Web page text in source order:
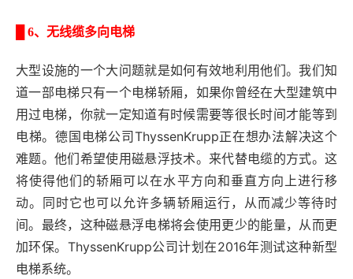
6、无线缆多向电梯
大型设施的一个大问题就是如何有效地利用他们。我们知
道一部电梯只有一个电梯轿厢，如果你曾经在大型建筑中
用过电梯，你就一定知道有时候需要等很长时间才能等到
电梯。德国电梯公司ThyssenKrupp正在想办法解决这个
难题。他们希望使用磁悬浮技术。来代替电缆的方式。这
将使得他们的轿厢可以在水平方向和垂直方向上进行移
动。同时它也可以允许多辆轿厢运行，从而减少等待时
间。最终，这种磁悬浮电梯将会使用更少的能量，从而更
加环保。ThyssenKrupp公司计划在2016年测试这种新型
电梯系统。